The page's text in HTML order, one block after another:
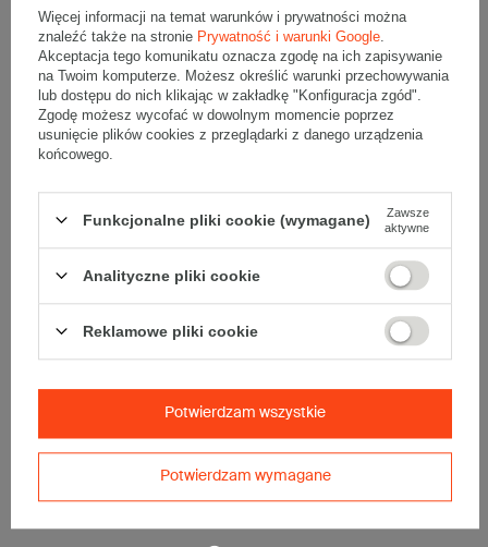
• zewnętrzne:400x400x350 mm
• wewnętrzne:
390x390x330 mm
• pojemność:50 l
Materiał:
• tektura falista:5-warstwowa
• fala:EB
Dodatkowe:
• waga jednostkowa (+/-5%):714 g
Karton nadaje się do pakowania wysyłek kurierskich:
• Poczta Polska Paczka B
• InPost C
Maksymalna waga paczki -31,5kg
Maksymalna ilość w jednej przesyłce -1 x komplet(20 szt.)
Więcej informacji na temat warunków i prywatności można
znaleźć także na stronie Prywatność i warunki Google
Akceptacja tego komunikatu oznacza zgodę na ich zapisywanie
na Twoim komputerze. Możesz określić warunki przechowywania
lub dostępu do nich klikając w zakładkę "Konfiguracja zgód".
Zgodę możesz wycofać w dowolnym momencie poprzez
usunięcie plików cookies z przeglądarki z danego urządzenia
końcowego.
Funkcjonalne pliki cookie (wymagane)
Zawsze
aktywne
Analityczne pliki cookie
Reklamowe pliki cookie
Potwierdzam wymagane
Potwierdzam wszystkie